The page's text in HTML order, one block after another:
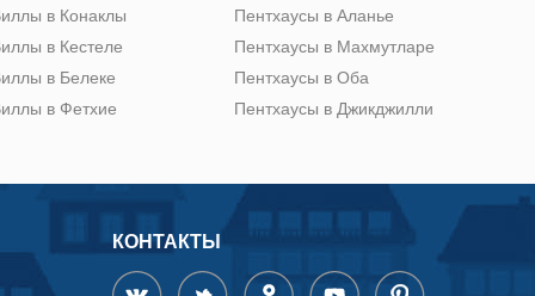
в Конаклы
в Кестеле
в Белеке
в Фетхие
Пентхаусы в Аланье
Пентхаусы в Махмутларе
Пентхаусы в Оба
Пентхаусы в Джикджилли
КОНТАКТЫ